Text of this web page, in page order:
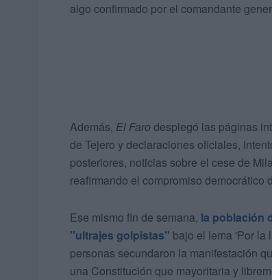
algo confirmado por el comandante
Además, El Faro desplegó las páginas
de Tejero y declaraciones oficiales,
posteriores, noticias sobre el cese de
reafirmando el compromiso democrático
Ese mismo fin de semana, la población
"ultrajes golpistas" bajo el lema 'Por la
personas secundaron la manifestación
una Constitución que mayoritaria y